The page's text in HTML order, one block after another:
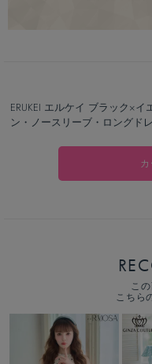
ERUKEI エルケイ ブラック×
ン・ノースリーブ・ロングド
こ
こちら